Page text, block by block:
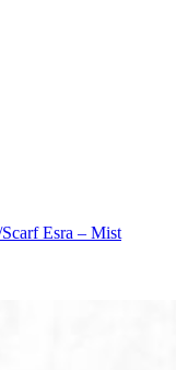
Esra – Mist